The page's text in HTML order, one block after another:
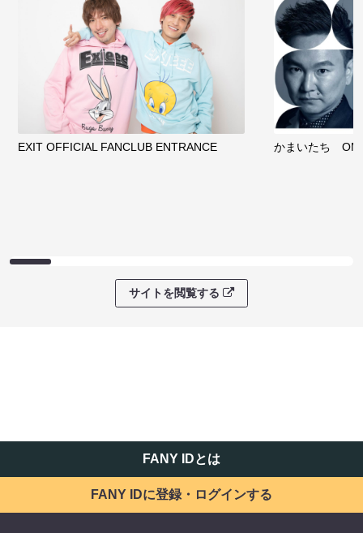
EXIT OFFICIAL FANCLUB ENTRANCE かまいたち
サイトを閲覧する
FANY IDとは
FANY IDに登録・ログインする